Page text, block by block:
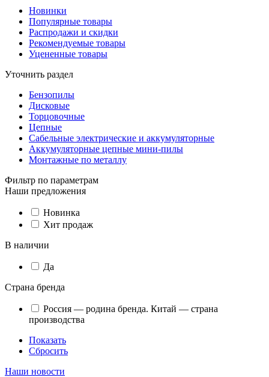
Новинки
Популярные товары
Распродажи и скидки
Рекомендуемые товары
Уцененные товары
Уточнить раздел
Бензопилы
Дисковые
Торцовочные
Цепные
Сабельные электрические и аккумуляторные
Аккумуляторные цепные мини-пилы
Монтажные по металлу
Фильтр по параметрам
Наши предложения
Новинка
Хит продаж
В наличии
Да
Страна бренда
Россия — родина бренда. Китай — страна
производства
Показать
Сбросить
Наши новости